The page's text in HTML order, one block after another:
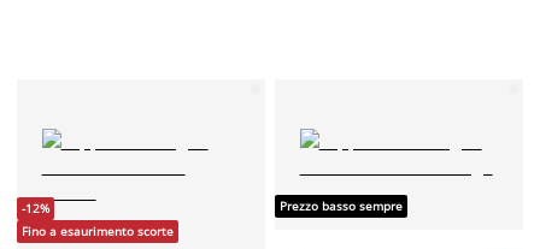
-12%
Fino a esaurimento scorte
Prezzo basso sempre